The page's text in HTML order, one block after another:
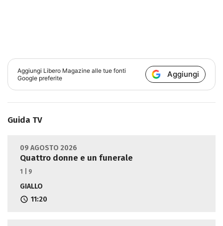
Aggiungi Libero Magazine alle tue fonti
Google preferite
Aggiungi
Guida TV
09 AGOSTO 2026
Quattro donne e un funerale
1 | 9
GIALLO
11:20